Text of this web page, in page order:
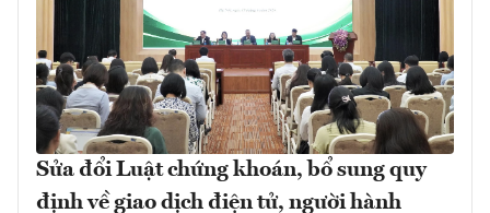
Sửa đổi Luật chứng khoán, bổ sung quy
định về giao dịch điện tử, người hành